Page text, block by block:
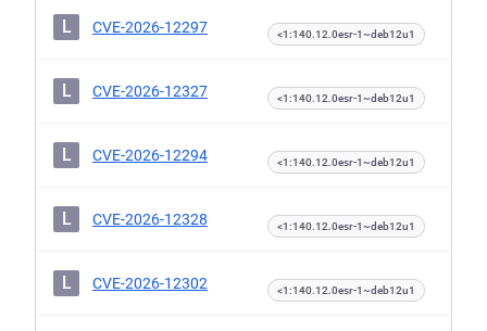
L CVE-2026-12297 <1:140.12.0esr-1~deb12u1
L CVE-2026-12327 <1:140.12.0esr-1~deb12u1
L CVE-2026-12294 <1:140.12.0esr-1~deb12u1
L CVE-2026-12328 <1:140.12.0esr-1~deb12u1
L CVE-2026-12302 <1:140.12.0esr-1~deb12u1